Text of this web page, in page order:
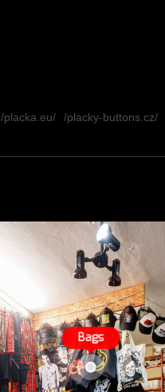
/placka.eu/ /placky-buttons.cz/